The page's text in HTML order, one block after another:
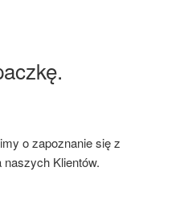
o zapoznanie się z
Klientów.